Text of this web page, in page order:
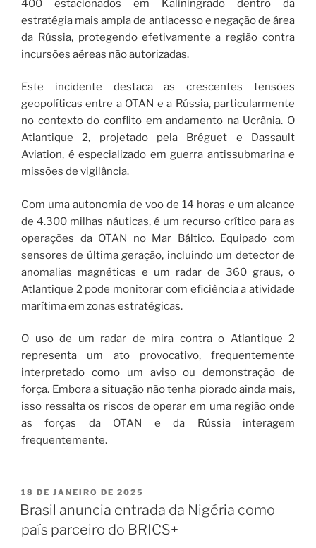
400 estacionados em Kaliningrado dentro da
estratégia mais ampla de antiacesso e negação de área
da Rússia, protegendo efetivamente a região contra
incursões aéreas não autorizadas.
Este incidente destaca as crescentes tensões
geopolíticas entre a OTAN e a Rússia, particularmente
no contexto do conflito em andamento na Ucrânia. O
Atlantique 2, projetado pela Bréguet e Dassault
Aviation, é especializado em guerra antissubmarina e
missões de vigilância.
Com uma autonomia de voo de 14 horas e um alcance
de 4.300 milhas náuticas, é um recurso crítico para as
operações da OTAN no Mar Báltico. Equipado com
sensores de última geração, incluindo um detector de
anomalias magnéticas e um radar de 360 ​​graus, o
Atlantique 2 pode monitorar com eficiência a atividade
marítima em zonas estratégicas.
O uso de um radar de mira contra o Atlantique 2
representa um ato provocativo, frequentemente
interpretado como um aviso ou demonstração de
força. Embora a situação não tenha piorado ainda mais,
isso ressalta os riscos de operar em uma região onde
as forças da OTAN e da Rússia interagem
frequentemente.
18 DE JANEIRO DE 2025
Brasil anuncia entrada da Nigéria como
país parceiro do BRICS+